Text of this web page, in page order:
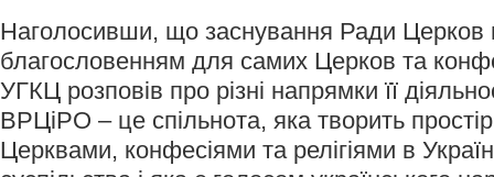
Наголосивши, що заснування Ради Церков
благословенням для самих Церков та
УГКЦ розповів про різні напрямки її
ВРЦіРО – це спільнота, яка творить
Церквами, конфесіями та релігіями в